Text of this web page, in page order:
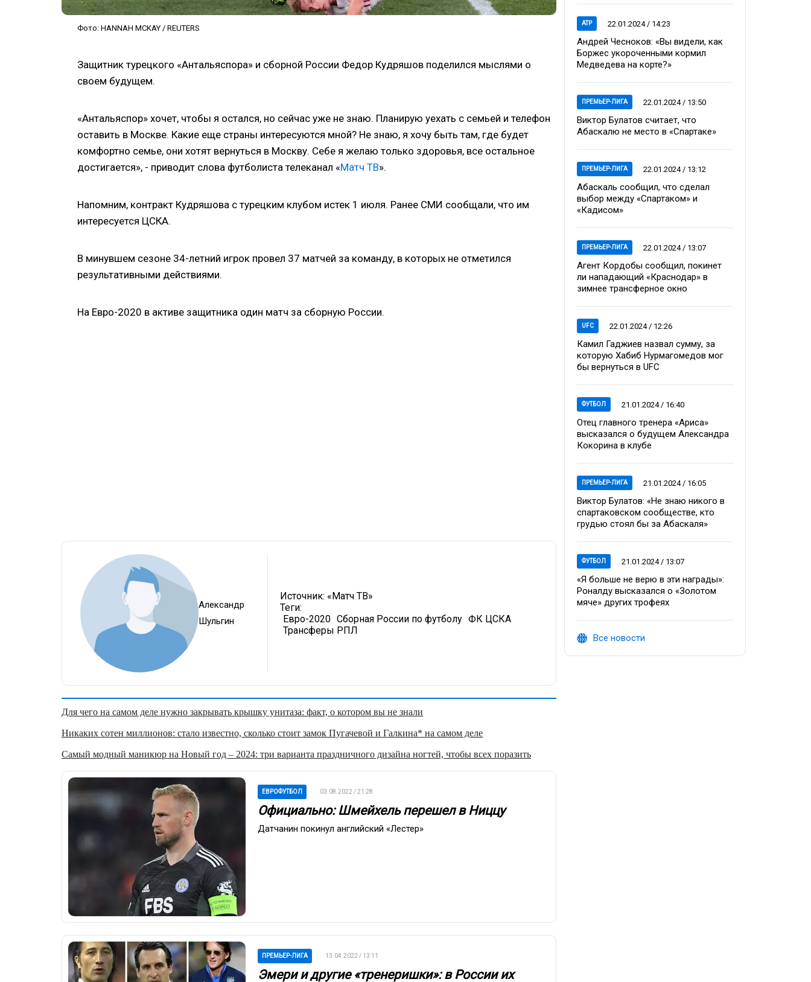
Фото: HANNAH MCKAY / REUTERS
Защитник турецкого «Антальяспора» и сборной России Федор Кудряшов поделился мыслями о
своем будущем.
«Антальяспор» хочет, чтобы я остался, но сейчас уже не знаю. Планирую уехать с семьей и телефон
оставить в Москве. Какие еще страны интересуются мной? Не знаю, я хочу быть там, где будет
комфортно семье, они хотят вернуться в Москву. Себе я желаю только здоровья, все остальное
достигается», - приводит слова футболиста телеканал «Матч ТВ».
Напомним, контракт Кудряшова с турецким клубом истек 1 июля. Ранее СМИ сообщали, что им
интересуется ЦСКА.
В минувшем сезоне 34-летний игрок провел 37 матчей за команду, в которых не отметился
результативными действиями.
На Евро-2020 в активе защитника один матч за сборную России.
Александр
Шульгин
Источник: «Матч ТВ»
Теги:
Евро-2020 Сборная России по футболу ФК ЦСКА
Трансферы РПЛ
Для чего на самом деле нужно закрывать крышку унитаза: факт, о котором вы не знали
Никаких сотен миллионов: стало известно, сколько стоит замок Пугачевой и Галкина* на самом деле
Самый модный маникюр на Новый год – 2024: три варианта праздничного дизайна ногтей, чтобы всех поразить
ЕВРОФУТБОЛ 03.08.2022 / 21:28
Официально: Шмейхель перешел в Ниццу
Датчанин покинул английский «Лестер»
ПРЕМЬЕР-ЛИГА 13.04.2022 / 13:11
Эмери и другие «тренеришки»: в России их
ATP 22.01.2024 / 14:23
Андрей Чесноков: «Вы видели, как
Боржес укороченными кормил
Медведева на корте?»
ПРЕМЬЕР-ЛИГА 22.01.2024 / 13:50
Виктор Булатов считает, что
Абаскалю не место в «Спартаке»
ПРЕМЬЕР-ЛИГА 22.01.2024 / 13:12
Абаскаль сообщил, что сделал
выбор между «Спартаком» и
«Кадисом»
ПРЕМЬЕР-ЛИГА 22.01.2024 / 13:07
Агент Кордобы сообщил, покинет
ли нападающий «Краснодар» в
зимнее трансферное окно
UFC 22.01.2024 / 12:26
Камил Гаджиев назвал сумму, за
которую Хабиб Нурмагомедов мог
бы вернуться в UFC
ФУТБОЛ 21.01.2024 / 16:40
Отец главного тренера «Ариса»
высказался о будущем Александра
Кокорина в клубе
ПРЕМЬЕР-ЛИГА 21.01.2024 / 16:05
Виктор Булатов: «Не знаю никого в
спартаковском сообществе, кто
грудью стоял бы за Абаскаля»
ФУТБОЛ 21.01.2024 / 13:07
«Я больше не верю в эти награды»:
Роналду высказался о «Золотом
мяче» других трофеях
Все новости